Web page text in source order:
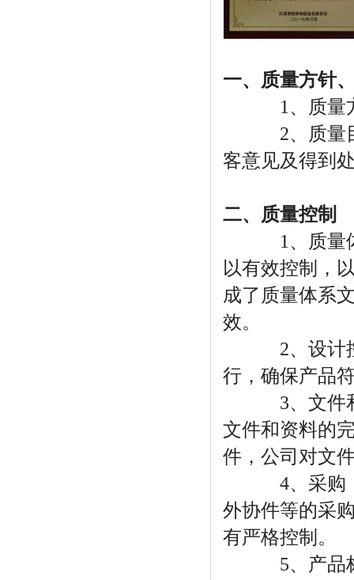
一、质量方针
1、质量方
2、质量目标
客意见及得到
二、质量控制
1、质量体
以有效控制，
成了质量体系
效。
2、设计控
行，确保产品
3、文件和
文件和资料的
件，公司对文
4、采购：
外协件等的采
有严格控制。
5、产品标